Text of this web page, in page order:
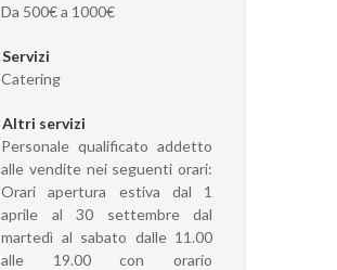
Da 500€ a 1000€
Servizi
Catering
Altri servizi
Personale qualificato addetto
alle vendite nei seguenti orari:
Orari apertura estiva dal 1
aprile al 30 settembre dal
martedì al sabato dalle 11.00
alle 19.00 con orario